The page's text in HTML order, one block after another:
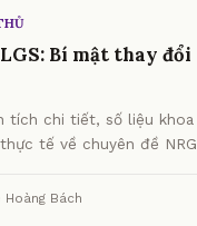
Bí mật thay đổi
tích chi tiết, số liệu khoa
tế về chuyên đề NRG
Bách